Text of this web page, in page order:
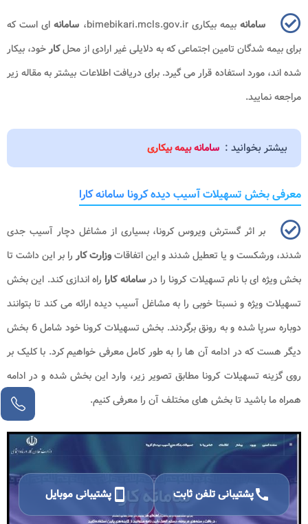
سامانهبیمه بیکاری bimebikari.mcls.gov.ir، سامانه ای است که
برای بیمه شدگان تامین اجتماعی که به دلایلی غیر ارادی از محلکارخود، بیکار
شده اند، مورد استفاده قرار می گیرد. برای دریافت اطلاعات بیشتر به مقاله زیر
مراجعه نمایید.
بیشتر بخوانید : سامانه بیمه بیکاری
معرفی بخش تسهیلات آسیب دیده کرونا سامانه کارا
بر اثر گسترش ویروس کرونا، بسیاری از مشاغل دچار آسیب جدی
شدند، ورشکست و یا تعطیل شدند و این اتفاقاتوزارت کاررا بر این داشت تا
بخش ویژه ای با نام تسهیلات کرونا را درسامانه کارا راه اندازی کند. این بخش
تسهیلات ویژه و نسبتا خوبی را به مشاغل آسیب دیده ارائه می کند تا بتوانند
دوباره سرپا شده و به رونق برگردند. بخش تسهیلات کرونا خود شامل 6 بخش
دیگر هست که در ادامه آن ها را به طور کامل معرفی خواهیم کرد. با کلیک بر
روی گزینه تسهیلات کرونا مطابق تصویر زیر، وارد این بخش شده و در ادامه
همراه ما باشید تا بخش های مختلف آن را معرفی کنیم.
callپشتیبانی تلفن ثابت smartphoneپشتیبانی موبایل